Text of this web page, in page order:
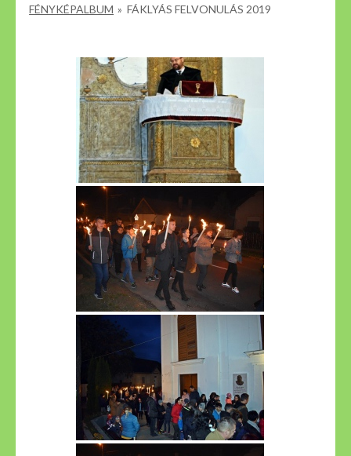
FÉNYKÉPALBUM » FÁKLYÁS FELVONULÁS 2019